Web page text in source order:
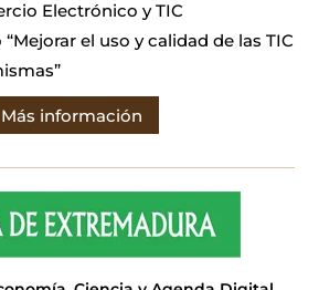
Electrónico y TIC
el uso y calidad de las TIC
Más información